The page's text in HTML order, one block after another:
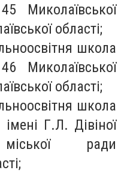
Миколаївської
області;
школа
Миколаївської
області;
школа
Г.Л. Дівіної
міської ради